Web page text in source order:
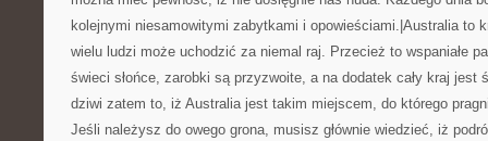
kolejnymi niesamowitymi zabytkami i opowieściami.|Australia to
wielu ludzi może uchodzić za niemal raj. Przecież to wspaniałe
świeci słońce, zarobki są przyzwoite, a na dodatek cały kraj jest
dziwi zatem to, iż Australia jest takim miejscem, do którego
Jeśli należysz do owego grona, musisz głównie wiedzieć, iż